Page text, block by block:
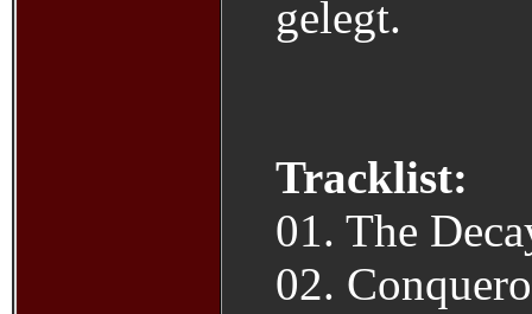
gelegt.
Tracklist:
01. The
02.